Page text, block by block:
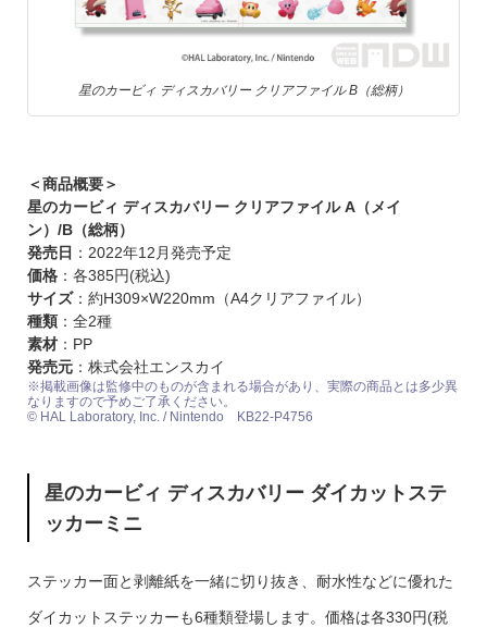
星のカービィ ディスカバリー クリアファイル B（総柄）
＜商品概要＞
星のカービィ ディスカバリー クリアファイル A（メイ
ン）/B（総柄）
発売日 ：2022年12月発売予定
価格：各385円(税込)
サイズ：約H309×W220mm（A4クリアファイル）
種類：全2種
素材：PP
発売元：株式会社エンスカイ
※掲載画像は監修中のものが含まれる場合があり、実際の商品とは多少異
なりますので予めご了承ください。
© HAL Laboratory, Inc. / Nintendo KB22-P4756
星のカービィ ディスカバリー ダイカットステ
ッカーミニ
ステッカー面と剥離紙を一緒に切り抜き、耐水性などに優れた
ダイカットステッカーも6種類登場します。価格は各330円(税